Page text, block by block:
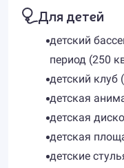
Для детей
детский
период (250
детский клуб
детская
детская
детская
детские